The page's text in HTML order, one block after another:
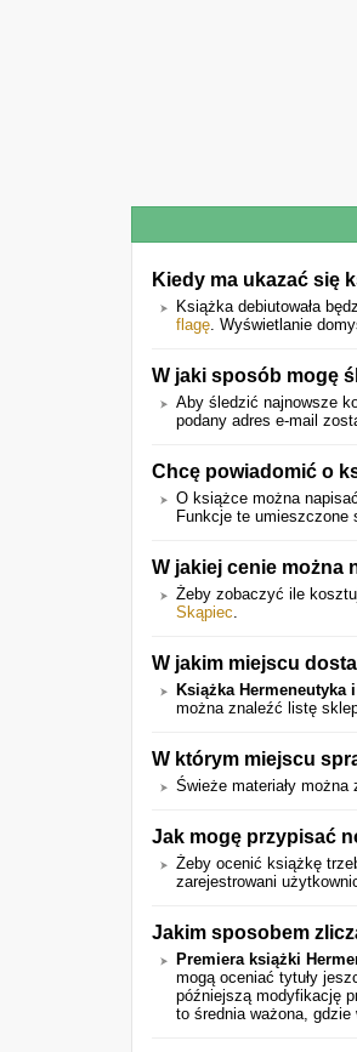
Kiedy ma ukazać się
Książka debiutowała
flagę. Wyświetlanie
W jaki sposób mogę
Aby śledzić najnowsze
podany adres e-mail
Chcę powiadomić o
O książce można
Funkcje te umieszczone
W jakiej cenie można
Żeby zobaczyć ile
Skąpiec.
W jakim miejscu
Książka Hermeneutyka
można znaleźć listę
W którym miejscu
Świeże materiały można
Jak mogę przypisać
Żeby ocenić książkę
zarejestrowani
Jakim sposobem
Premiera książki
mogą oceniać tytuły
późniejszą modyfikację
to średnia ważona,